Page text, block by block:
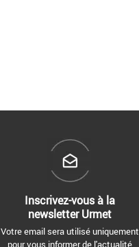
Inscrivez-vous à la
newsletter Urmet
Votre email sera utilisé uniquement
pour vous informer de l'actualité